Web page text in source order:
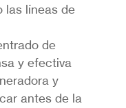
las líneas de
de
y efectiva
y
antes de la